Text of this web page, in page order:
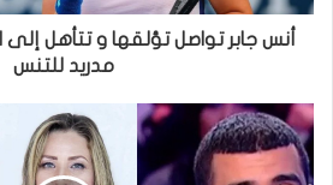
أنس جابر تواصل تؤلقها و تتأهل إلى
مدريد للتنس